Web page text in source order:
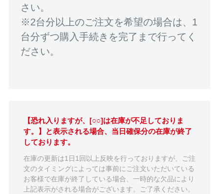
さい。
※2台分以上のご注文を希望の場合は、1
台分ずつ購入手続きを完了まで行ってく
ださい。
【恐れ入りますが、[○○]は在庫が不足しておりま
す。】と表示される場合、当日確保分の在庫が終了
しております。
在庫の更新は1日1回以上反映を行っておりますが、ご注
文のタイミングによっては事前にご注文いただいている
お客様で在庫が終了している場合、一時的な欠品により
上記表示がされる場合がございます。ご了承ください。